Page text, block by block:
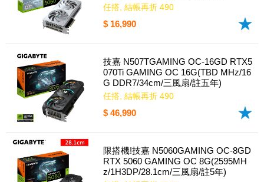
任搭, 結帳再折 490
$ 16,990
技嘉 N507TGAMING OC-16GD RTX5
070Ti GAMING OC 16G(TBD MHz/16
G DDR7/34cm/三風扇/註五年)
任搭, 結帳再折 490
$ 46,990
限搭機!技嘉 N5060GAMING OC-8GD
RTX 5060 GAMING OC 8G(2595MH
z/1H3DP/28.1cm/三風扇/註5年)